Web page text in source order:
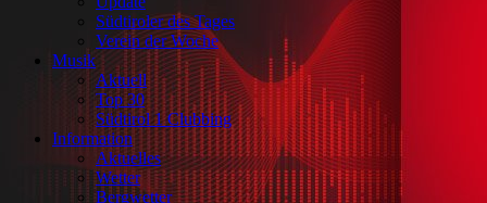
Südtiroler des Tages
Verein der Woche
Musik
Aktuell
Top 30
Südtirol 1 Clubbing
Information
Aktuelles
Wetter
Bergwetter